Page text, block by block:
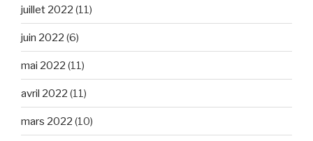
juillet 2022 (11)
juin 2022 (6)
mai 2022 (11)
avril 2022 (11)
mars 2022 (10)